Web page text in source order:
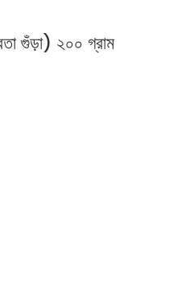
গুঁড়া) ২০০ গ্রাম